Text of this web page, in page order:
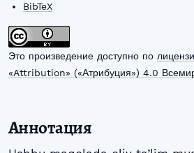
BibTeX
Это произведение доступно по
«Attribution» («Атрибуция») 4.0
Аннотация